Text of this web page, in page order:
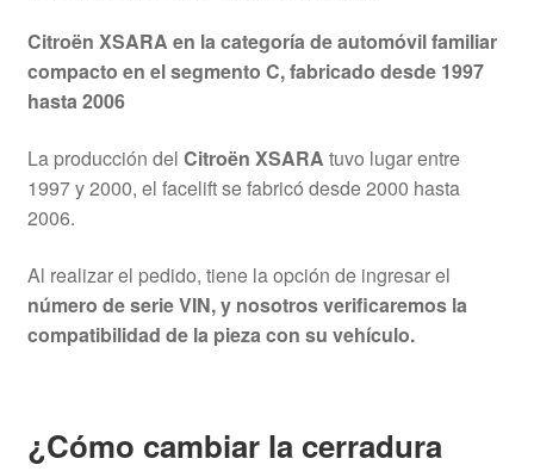
Citroën XSARA en la categoría de automóvil familiar
compacto en el segmento C, fabricado desde 1997
hasta 2006
La producción del Citroën XSARA tuvo lugar entre
1997 y 2000, el facelift se fabricó desde 2000 hasta
2006.
Al realizar el pedido, tiene la opción de ingresar el
número de serie VIN, y nosotros verificaremos la
compatibilidad de la pieza con su vehículo.
¿Cómo cambiar la cerradura